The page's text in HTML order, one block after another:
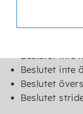
Ett kommunalt
Beslutet inte
Beslutet inte
Beslutet
Beslutet